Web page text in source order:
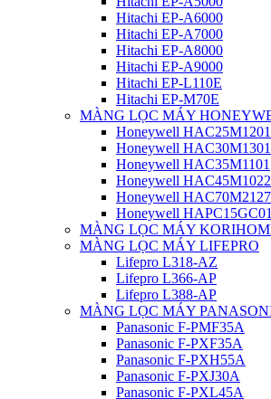
Hitachi EP-A6000
Hitachi EP-A7000
Hitachi EP-A8000
Hitachi EP-A9000
Hitachi EP-L110E
Hitachi EP-M70E
MÀNG LỌC MÁY
Honeywell HAC25M1201
Honeywell HAC30M1301
Honeywell HAC35M1101
Honeywell HAC45M1022
Honeywell HAC70M2127
Honeywell
MÀNG LỌC MÁY
MÀNG LỌC MÁY LIFEPRO
Lifepro L318-AZ
Lifepro L366-AP
Lifepro L388-AP
MÀNG LỌC MÁY
Panasonic F-PMF35A
Panasonic F-PXF35A
Panasonic F-PXH55A
Panasonic F-PXJ30A
Panasonic F-PXL45A